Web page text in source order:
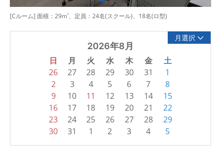
[Cルーム] 面積：29m2、定員：24名(スクール)、18名(ロ型)
月選択
2026年8月
日 月 火 水 木 金 土
26 27 28 29 30 31
1
2
3 4 5 6 7
8
9
10 11 12 13 14
15
16
17 18 19 20 21
22
23
24 25 26 27 28
29
30
31 1 2 3 4 5